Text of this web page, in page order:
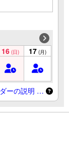
16 (日) 17 (月)
ーの説明 …